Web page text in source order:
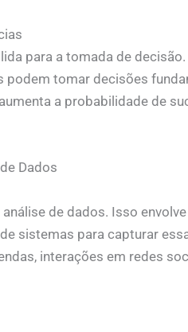
para a tomada de
tomar decisões
a probabilidade de
Dados
de dados. Isso
sistemas para capturar
interações em redes